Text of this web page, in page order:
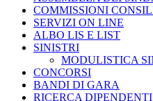
COMMISSIONI
SERVIZI ON LINE
ALBO LIS E LIST
SINISTRI
MODULISTICA
CONCORSI
BANDI DI GARA
RICERCA DIPENDENTI